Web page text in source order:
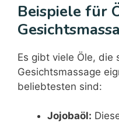
Beispiele für
Es gibt viele Öle, die
Gesichtsmassage
beliebtesten sind:
Jojobaöl: